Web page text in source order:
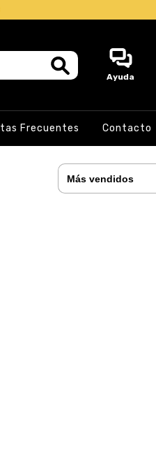
Ayuda
Frecuentes Contacto